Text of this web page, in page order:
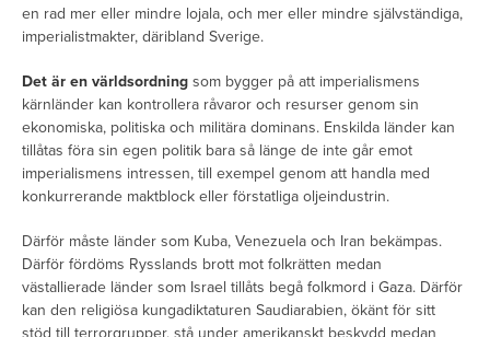
en rad mer eller mindre lojala, och mer eller mindre självständiga,
imperialistmakter, däribland Sverige.
Det är en världsordning som bygger på att imperialismens
kärnländer kan kontrollera råvaror och resurser genom sin
ekonomiska, politiska och militära dominans. Enskilda länder kan
tillåtas föra sin egen politik bara så länge de inte går emot
imperialismens intressen, till exempel genom att handla med
konkurrerande maktblock eller förstatliga oljeindustrin.
Därför måste länder som Kuba, Venezuela och Iran bekämpas.
Därför fördöms Rysslands brott mot folkrätten medan
västallierade länder som Israel tillåts begå folkmord i Gaza. Därför
kan den religiösa kungadiktaturen Saudiarabien, ökänt för sitt
stöd till terrorgrupper, stå under amerikanskt beskydd medan